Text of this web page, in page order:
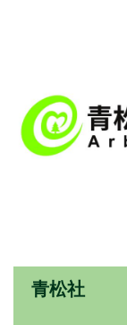
青松社